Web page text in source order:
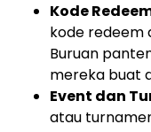
Kode
kode redeem
Buruan
mereka buat
Event dan
atau